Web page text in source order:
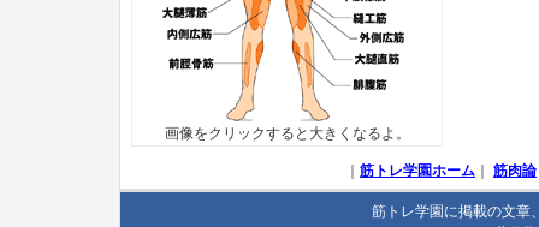
画像をクリックすると大きくなるよ。
筋トレ学園ホーム 筋肉論
筋トレ学園に掲載の文章